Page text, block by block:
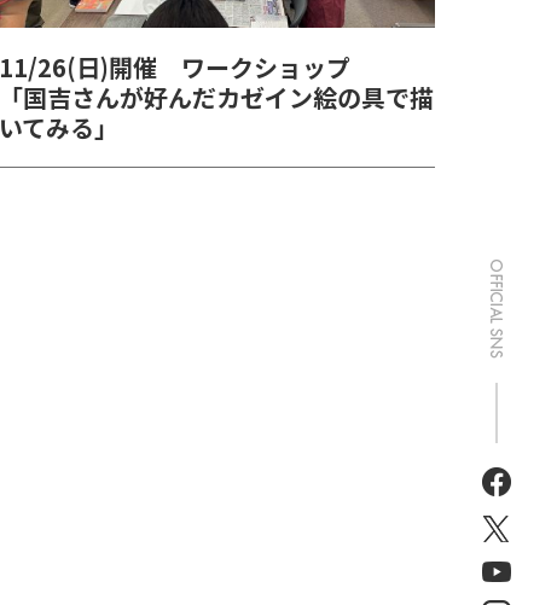
11/26(日)開催 ワークショップ
「国吉さんが好んだカゼイン絵の具で描
いてみる」